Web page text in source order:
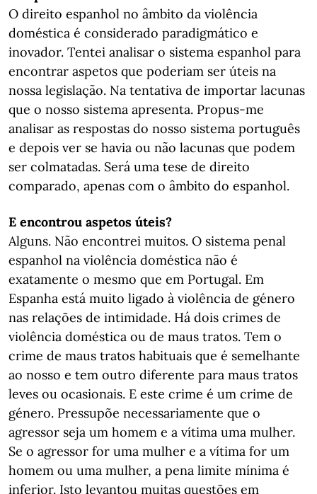
O direito espanhol no âmbito da violência
doméstica é considerado paradigmático e
inovador. Tentei analisar o sistema espanhol para
encontrar aspetos que poderiam ser úteis na
nossa legislação. Na tentativa de importar lacunas
que o nosso sistema apresenta. Propus-me
analisar as respostas do nosso sistema português
e depois ver se havia ou não lacunas que podem
ser colmatadas. Será uma tese de direito
comparado, apenas com o âmbito do espanhol.
E encontrou aspetos úteis?
Alguns. Não encontrei muitos. O sistema penal
espanhol na violência doméstica não é
exatamente o mesmo que em Portugal. Em
Espanha está muito ligado à violência de género
nas relações de intimidade. Há dois crimes de
violência doméstica ou de maus tratos. Tem o
crime de maus tratos habituais que é semelhante
ao nosso e tem outro diferente para maus tratos
leves ou ocasionais. E este crime é um crime de
género. Pressupõe necessariamente que o
agressor seja um homem e a vítima uma mulher.
Se o agressor for uma mulher e a vítima for um
homem ou uma mulher, a pena limite mínima é
inferior. Isto levantou muitas questões em